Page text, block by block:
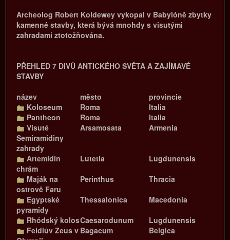
Archeolog Robert Koldewey vykopal v Babylóně zbytky
kamenné stavby, která bývá mnohdy s visutými
zahradami ztotožňována.
PŘEHLED 7 DIVŮ ANTICKÉHO SVĚTA A ZAJÍMAVÉ
STAVBY
název
město
provincie
Koloseum
Roma
Italia
Pantheon
Roma
Italia
Visuté
Semiramidiny
zahrady
Arsamosata Armenia
Artemidin
chrám
Lutetia
Lugdunensis
Maják na
ostrově Faru
Perinthus
Thracia
Egyptské
pyramidy
Thessalonica
Macedonia
Rhódský kolosCaesarodunum
Lugdunensis
Feidiův Zeus v Bagacum Belgica